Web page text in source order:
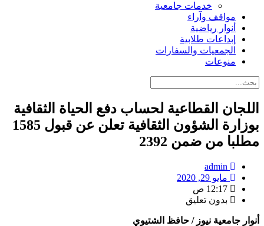
خدمات جامعية
مواقف وآراء
أنوار رياضية
إبداعات طلابية
الجمعيات والسفارات
منوعات
اللجان القطاعية لحساب دفع الحياة الثقافية
بوزارة الشؤون الثقافية تعلن عن قبول 1585
مطلبا من ضمن 2392
admin
مايو 29, 2020
12:17 ص
بدون تعليق
أنوار جامعية نيوز / حافظ الشتيوي